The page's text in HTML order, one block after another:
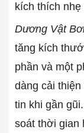
kích thích nhẹ
Dương Vật
tăng kích
phần và một
dàng cải
tin khi gần
soát thời gian